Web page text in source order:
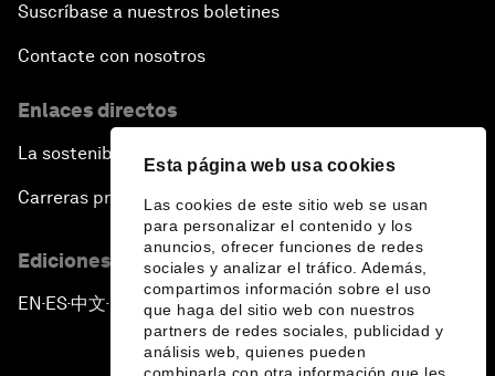
Esta página web usa cookies
Las cookies de este sitio web se usan
para personalizar el contenido y los
anuncios, ofrecer funciones de redes
sociales y analizar el tráfico. Además,
compartimos información sobre el uso
que haga del sitio web con nuestros
partners de redes sociales, publicidad y
análisis web, quienes pueden
Suscríbase a nuestros boletines
Contacte con nosotros
Enlaces directos
La sostenibilidad en el Foro
Carreras profesionales
Ediciones en otros idiomas
EN ▪ES▪中文▪ 日本語